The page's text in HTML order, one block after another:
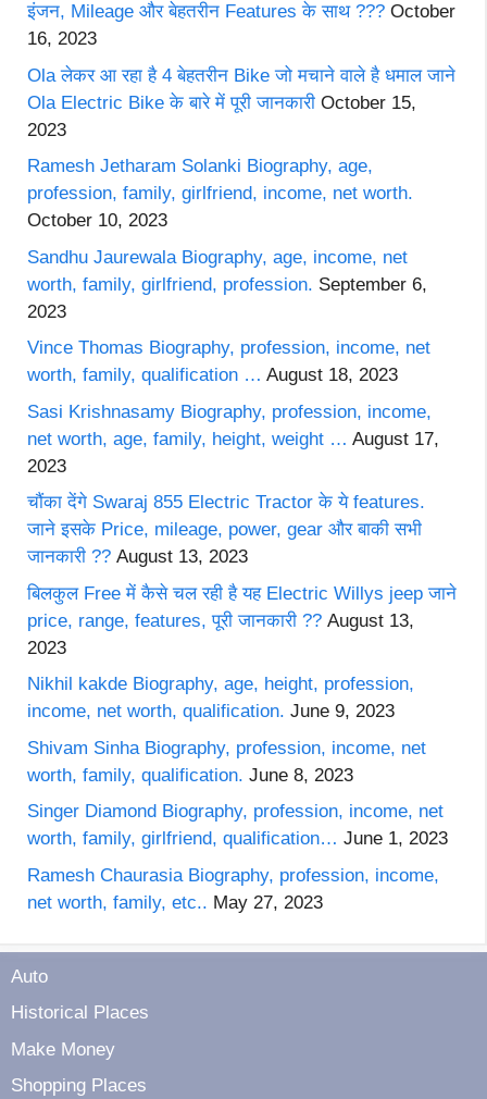
इंजन, Mileage और बेहतरीन Features के साथ ??? October
16, 2023
Ola लेकर आ रहा है 4 बेहतरीन Bike जो मचाने वाले है धमाल जाने
Ola Electric Bike के बारे में पूरी जानकारी October 15,
2023
Ramesh Jetharam Solanki Biography, age,
profession, family, girlfriend, income, net worth.
October 10, 2023
Sandhu Jaurewala Biography, age, income, net
worth, family, girlfriend, profession. September 6,
2023
Vince Thomas Biography, profession, income, net
worth, family, qualification … August 18, 2023
Sasi Krishnasamy Biography, profession, income,
net worth, age, family, height, weight … August 17,
2023
चौंका देंगे Swaraj 855 Electric Tractor के ये features.
जाने इसके Price, mileage, power, gear और बाकी सभी
जानकारी ?? August 13, 2023
बिलकुल Free में कैसे चल रही है यह Electric Willys jeep जाने
price, range, features, पूरी जानकारी ?? August 13,
2023
Nikhil kakde Biography, age, height, profession,
income, net worth, qualification. June 9, 2023
Shivam Sinha Biography, profession, income, net
worth, family, qualification. June 8, 2023
Singer Diamond Biography, profession, income, net
worth, family, girlfriend, qualification… June 1, 2023
Ramesh Chaurasia Biography, profession, income,
net worth, family, etc.. May 27, 2023
Auto
Historical Places
Make Money
Shopping Places